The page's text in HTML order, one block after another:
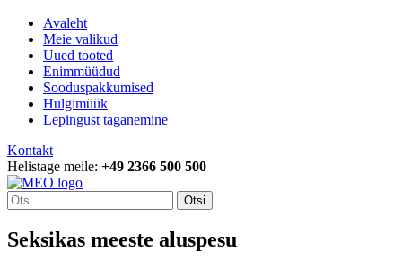
Avaleht
Meie valikud
Uued tooted
Enimmüüdud
Sooduspakkumised
Hulgimüük
Lepingust taganemine
Kontakt
Helistage meile: +49 2366 500 500
Otsi
Seksikas meeste aluspesu